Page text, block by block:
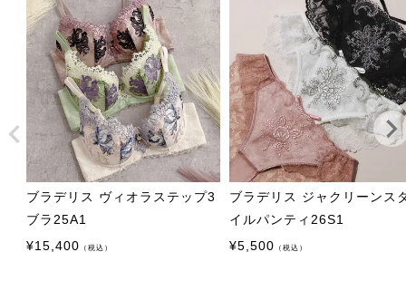
ブラデリス ヴィオラステップ3
ブラ25A1
¥15,400 （税込）
ブラデリス ジャクリーンス
イルパンティ26S1
¥5,500 （税込）